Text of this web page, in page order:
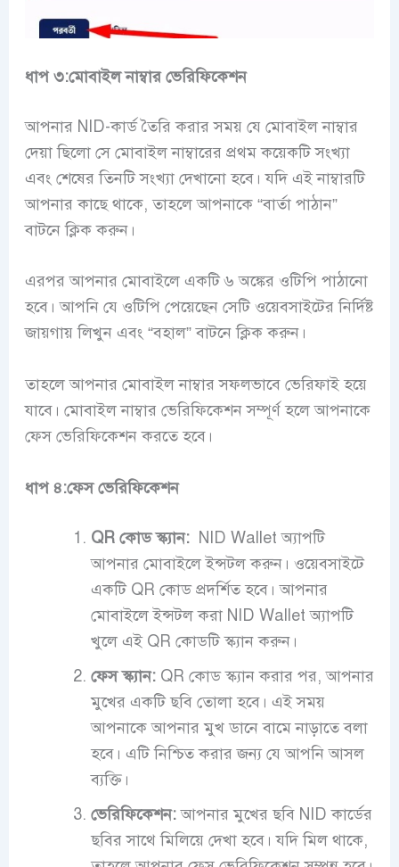
ধাপ ৩:মোবাইল নাম্বার ভেরিফিকেশন
আপনার NID-কার্ড তৈরি করার সময় যে মোবাইল নাম্বার
দেয়া ছিলো সে মোবাইল নাম্বারের প্রথম কয়েকটি সংখ্যা
এবং শেষের তিনটি সংখ্যা দেখানো হবে। যদি এই নাম্বারটি
আপনার কাছে থাকে, তাহলে আপনাকে “বার্তা পাঠান”
বাটনে ক্লিক করুন।
এরপর আপনার মোবাইলে একটি ৬ অঙ্কের ওটিপি পাঠানো
হবে। আপনি যে ওটিপি পেয়েছেন সেটি ওয়েবসাইটের নির্দিষ্ট
জায়গায় লিখুন এবং “বহাল” বাটনে ক্লিক করুন।
তাহলে আপনার মোবাইল নাম্বার সফলভাবে ভেরিফাই হয়ে
যাবে। মোবাইল নাম্বার ভেরিফিকেশন সম্পূর্ণ হলে আপনাকে
ফেস ভেরিফিকেশন করতে হবে।
ধাপ ৪:ফেস ভেরিফিকেশন
QR কোড স্ক্যান:NID Wallet অ্যাপটি
আপনার মোবাইলে ইন্সটল করুন। ওয়েবসাইটে
একটি QR কোড প্রদর্শিত হবে। আপনার
মোবাইলে ইন্সটল করা NID Wallet অ্যাপটি
খুলে এই QR কোডটি স্ক্যান করুন।
ফেস স্ক্যান:QR কোড স্ক্যান করার পর, আপনার
মুখের একটি ছবি তোলা হবে। এই সময়
আপনাকে আপনার মুখ ডানে বামে নাড়াতে বলা
হবে। এটি নিশ্চিত করার জন্য যে আপনি আসল
ব্যক্তি।
ভেরিফিকেশন:আপনার মুখের ছবি NID কার্ডের
ছবির সাথে মিলিয়ে দেখা হবে। যদি মিল থাকে,